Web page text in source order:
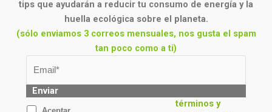
tips que ayudarán a reducir tu consumo de energía y la
huella ecológica sobre el planeta.
(sólo enviamos 3 correos mensuales, nos gusta el spam
tan poco como a ti)
Enviar
términos y